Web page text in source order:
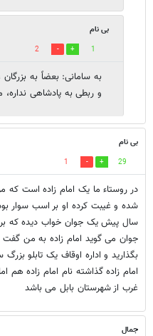
بی نام
1
2
به سامانی: بعضاً به
و ربطی به پادشاهی
بی نام
29
1
در روستاء ما یک امام زاده است که
شده و غیبت کرده او بر اسب سوار
سال پیش یک جوان خواب دیده که
جوان می گوید امام زاده به من
بگذارید و اداره اوقاف یک تابلو
امام زاده گذاشته نام امام زاده
غرب از شهرستان بابل می باشد
جمال